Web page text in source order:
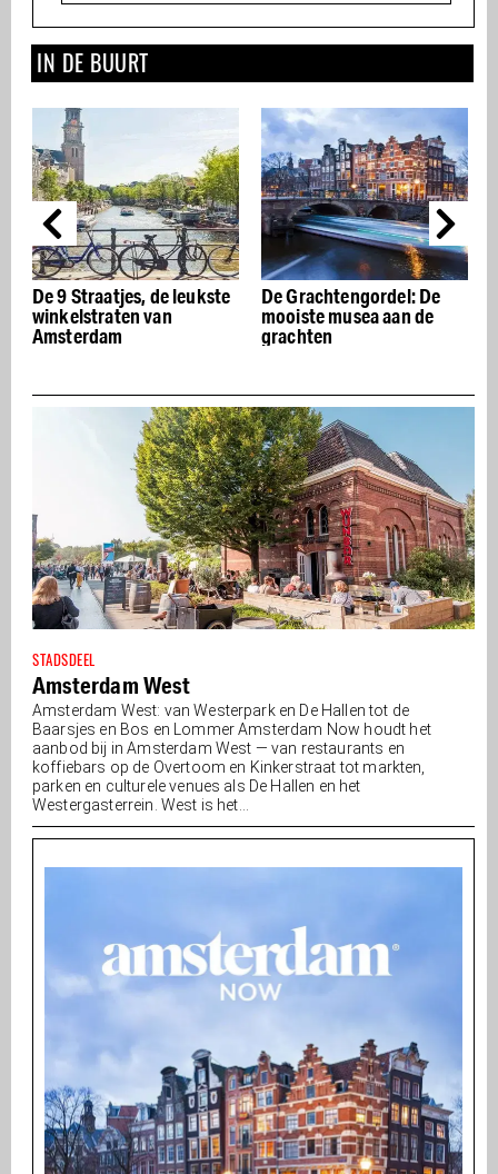
IN DE BUURT
De 9 Straatjes, de leukste
winkelstraten van
Amsterdam
De Grachtengordel: De
mooiste musea aan de
grachten
STADSDEEL
Amsterdam West
Amsterdam West: van Westerpark en De Hallen tot de
Baarsjes en Bos en Lommer Amsterdam Now houdt het
aanbod bij in Amsterdam West — van restaurants en
koffiebars op de Overtoom en Kinkerstraat tot markten,
parken en culturele venues als De Hallen en het
Westergasterrein. West is het...